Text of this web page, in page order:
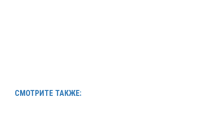
СМОТРИТЕ ТАКЖЕ: